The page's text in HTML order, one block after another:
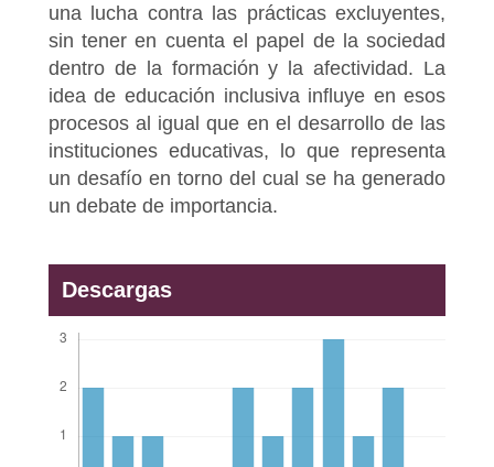
una lucha contra las prácticas excluyentes,
sin tener en cuenta el papel de la sociedad
dentro de la formación y la afectividad. La
idea de educación inclusiva influye en esos
procesos al igual que en el desarrollo de las
instituciones educativas, lo que representa
un desafío en torno del cual se ha generado
un debate de importancia.
Descargas